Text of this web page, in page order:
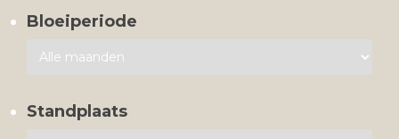
Bloeiperiode
Standplaats